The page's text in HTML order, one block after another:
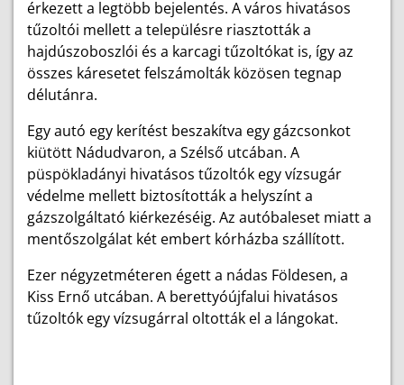
érkezett a legtöbb bejelentés. A város hivatásos
tűzoltói mellett a településre riasztották a
hajdúszoboszlói és a karcagi tűzoltókat is, így az
összes káresetet felszámolták közösen tegnap
délutánra.
Egy autó egy kerítést beszakítva egy gázcsonkot
kiütött Nádudvaron, a Szélső utcában. A
püspökladányi hivatásos tűzoltók egy vízsugár
védelme mellett biztosították a helyszínt a
gázszolgáltató kiérkezéséig. Az autóbaleset miatt a
mentőszolgálat két embert kórházba szállított.
Ezer négyzetméteren égett a nádas Földesen, a
Kiss Ernő utcában. A berettyóújfalui hivatásos
tűzoltók egy vízsugárral oltották el a lángokat.